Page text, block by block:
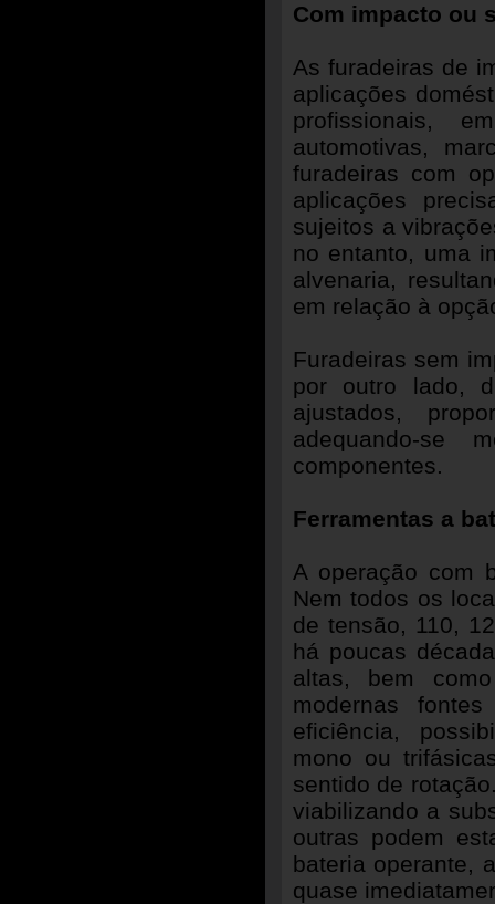
Com impacto ou
As furadeiras de
aplicações
profissionais,
automotivas,
furadeiras com
aplicações
sujeitos a
no entanto, uma
alvenaria,
em relação à
Furadeiras sem
por outro lado,
ajustados,
adequando-se
componentes.
Ferramentas a
A operação com
Nem todos os
de tensão, 110,
há poucas
altas, bem
modernas
eficiência,
mono ou
sentido de
viabilizando a
outras podem
bateria operante,
quase